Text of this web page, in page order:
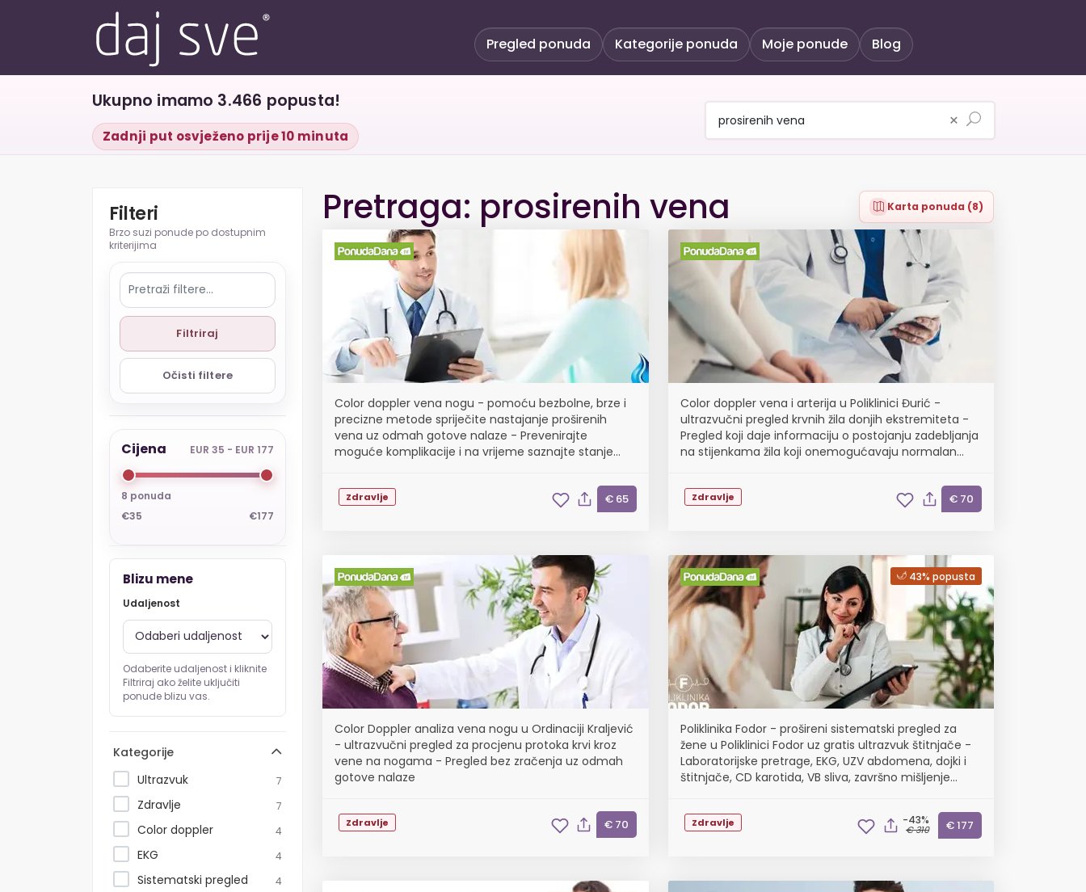
Pregled ponuda Kategorije ponuda Moje ponude Blog
Ukupno imamo 3.466 popusta!
Zadnji put osvježeno prije 10 minuta
×
Filteri
Filtriraj
Očisti filtere
Cijena EUR 35 - EUR 177
8 ponuda
€35
€177
Blizu mene
Udaljenost
Odaberite udaljenost i kliknite
Filtriraj ako želite uključiti
ponude blizu vas.
Kategorije
Ultrazvuk
7
Zdravlje 7
Color doppler 4
EKG 4
Sistematski pregled 4
Pretraga: prosirenih vena Karta ponuda (8)
Color doppler vena nogu - pomoću bezbolne, brze i
precizne metode spriječite nastajanje proširenih
vena uz odmah gotove nalaze - Prevenirajte
moguće komplikacije i na vrijeme saznajte stanje
Zdravlje € 65
Color doppler vena i arterija u Poliklinici Đurić -
ultrazvučni pregled krvnih žila donjih ekstremiteta -
Pregled koji daje informaciju o postojanju zadebljanja
na stijenkama žila koji onemogućavaju normalan
Zdravlje € 70
Color Doppler analiza vena nogu u Ordinaciji Kraljević
- ultrazvučni pregled za procjenu protoka krvi kroz
vene na nogama - Pregled bez zračenja uz odmah
gotove nalaze
Zdravlje € 70
43% popusta
Poliklinika Fodor - prošireni sistematski pregled za
žene u Poliklinici Fodor uz gratis ultrazvuk štitnjače -
Laboratorijske pretrage, EKG, UZV abdomena, dojki i
štitnjače, CD karotida, VB sliva, završno mišljenje
Zdravlje -43%
€ 310 € 177